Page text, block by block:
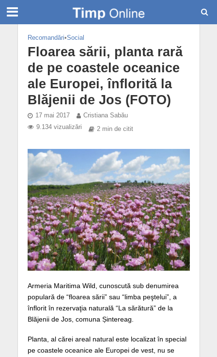
Recomandări•Social
Floarea sării, planta rară
de pe coastele oceanice
ale Europei, înflorită la
Blăjenii de Jos (FOTO)
17 mai 2017
Cristiana Sabău
9.134 vizualizări
2 min de citit
Armeria Maritima Wild, cunoscută sub denumirea
populară de “floarea sării” sau “limba peştelui”, a
înflorit în rezervaţia naturală “La sărătură” de la
Blăjenii de Jos, comuna Șintereag.
Planta, al cărei areal natural este localizat în special
pe coastele oceanice ale Europei de vest, nu se